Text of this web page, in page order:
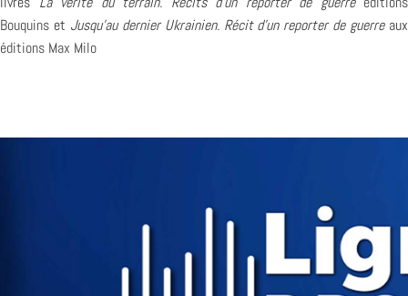
Bouquins et Jusqu’au dernier Ukrainien. Récit d’un reporter de guerreaux
éditions Max Milo